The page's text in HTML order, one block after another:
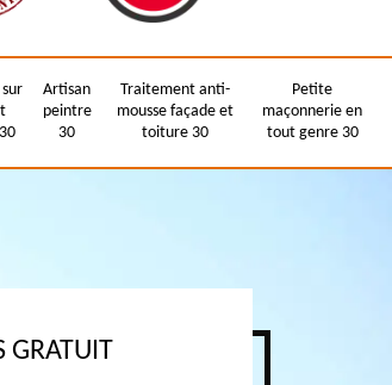
Artisan
peintre
30
Traitement anti-
mousse façade et
toiture 30
Petite
maçonnerie en
tout genre 30
GRATUIT